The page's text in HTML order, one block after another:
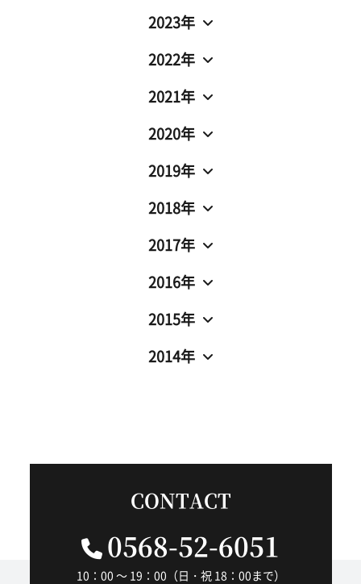
2023年
2022年
2021年
2020年
2019年
2018年
2017年
2016年
2015年
2014年
CONTACT
0568-52-6051
10：00 ～ 19：00（日・祝 18：00まで）